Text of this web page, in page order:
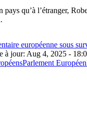
pays qu’à l’étranger,
européenne sous
à jour: Aug 4, 2025 -
Parlement Européen